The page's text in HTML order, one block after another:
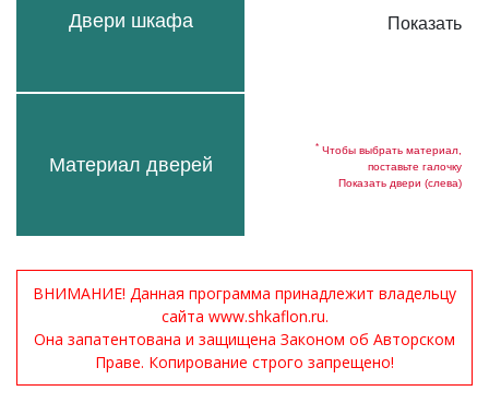
Двери шкафа
Материал дверей
Показать
* Чтобы выбрать материал,
поставьте галочку
Показать двери (слева)
ВНИМАНИЕ! Данная программа принадлежит владельцу
сайта www.shkaflon.ru.
Она запатентована и защищена Законом об Авторском
Праве. Копирование строго запрещено!